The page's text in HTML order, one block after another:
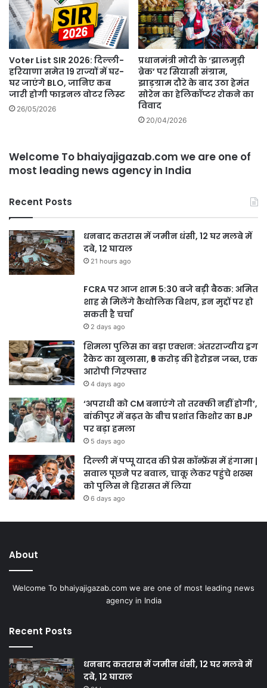
Voter List SIR 2026: दिल्ली-
हरियाणा समेत 19 राज्यों में घर-
घर जाएंगे BLO, जानिए कब
जारी होगी फाइनल वोटर लिस्ट
26/05/2026
प्रधानमंत्री मोदी के ‘झालमुड़ी
ब्रेक’ पर सियासी संग्राम,
झाड़ग्राम दौरे के बाद उठा हेमंत
सोरेन का हेलिकॉप्टर रोकने का
विवाद
20/04/2026
Welcome To bhaiyajigazab.com we are one of
most leading news agency in India
Recent Posts
धनबाद कतरास में जमीन धंसी, 12 घर मलबे में
दबे, 12 घायल
21 hours ago
FCRA पर आज शाम 5:30 बजे बड़ी बैठक: अमित
शाह से मिलेंगे कैथोलिक बिशप, इन मुद्दों पर हो
सकती है चर्चा
2 days ago
शिमला पुलिस का बड़ा एक्शन: अंतरराज्यीय ड्रग
रैकेट का खुलासा, ₹6 करोड़ की हेरोइन जब्त, एक
आरोपी गिरफ्तार
4 days ago
‘अपराधी को CM बनाएंगे तो तरक्की नहीं होगी’,
बांकीपुर में बढ़त के बीच प्रशांत किशोर का BJP
पर बड़ा हमला
5 days ago
दिल्ली में पप्पू यादव की प्रेस कॉन्फ्रेंस में हंगामा |
सवाल पूछने पर बवाल, चाकू लेकर पहुंचे शख्स
को पुलिस ने हिरासत में लिया
6 days ago
About
Welcome To bhaiyajigazab.com we are one of most leading news
agency in India
Recent Posts
धनबाद कतरास में जमीन धंसी, 12 घर मलबे में
दबे, 12 घायल